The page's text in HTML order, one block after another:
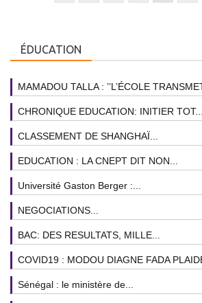
ÉDUCATION
MAMADOU TALLA : ’’L’ÉCOLE
CHRONIQUE EDUCATION: INITIER TOT...
CLASSEMENT DE SHANGHAÏ...
EDUCATION : LA CNEPT DIT NON...
Université Gaston Berger :...
NEGOCIATIONS...
BAC: DES RESULTATS, MILLE...
COVID19 : MODOU DIAGNE FADA
Sénégal : le ministère de...